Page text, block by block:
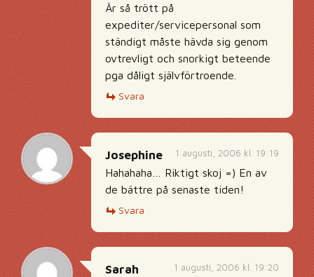
Är så trött på
expediter/servicepersonal som
ständigt måste hävda sig genom
ovtrevligt och snorkigt beteende
pga dåligt självförtroende.
Svara
1 augusti, 2006 kl. 19:19
Josephine
Hahahaha… Riktigt skoj =) En av
de bättre på senaste tiden!
Svara
1 augusti, 2006 kl. 19:20
Sarah